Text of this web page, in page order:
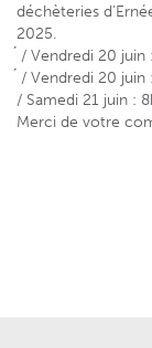
déchèteries
2025.
/ Vendredi 20
/ Vendredi 20
/ Samedi 21 juin :
Merci de votre